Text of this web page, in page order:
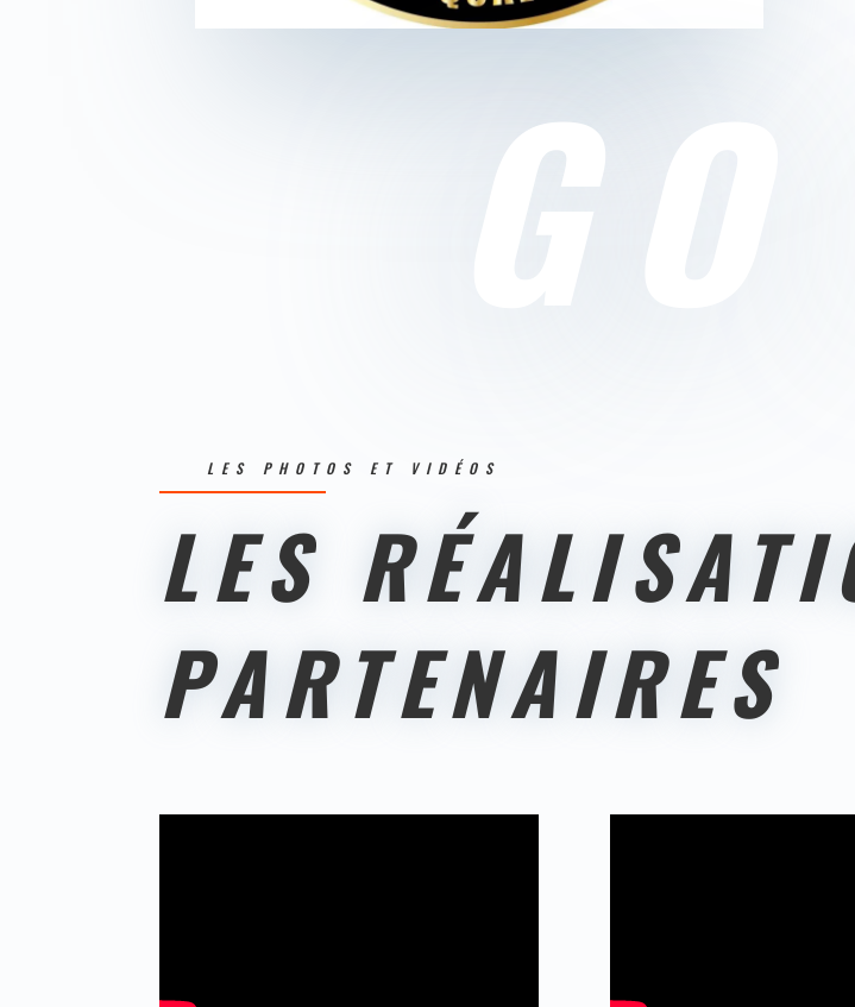
GO !
LES PHOTOS ET VIDÉOS
LES
PARTENAIRES